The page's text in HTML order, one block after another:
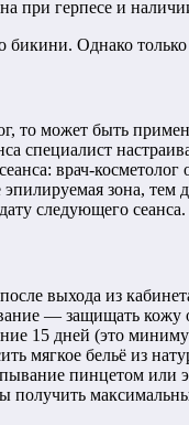
при герпесе и
Однако
то может быть
врач-
зона, тем
следующего сеанса.
выхода из
— защищать кожу
15 дней (это
мягкое бельё из
пинцетом